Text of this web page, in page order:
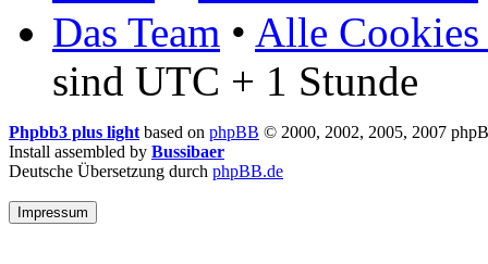
Das Team • Alle Cookies
sind UTC + 1 Stunde
Phpbb3 plus light based on phpBB © 2000, 2002, 2005, 2007
Install assembled by Bussibaer
Deutsche Übersetzung durch phpBB.de